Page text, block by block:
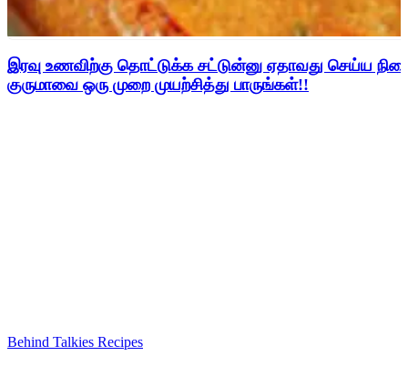
இரவு உணவிற்கு தொட்டுக்க சட்டுன்னு ஏதாவது செய்ய
குருமாவை ஒரு முறை முயற்சித்து பாருங்கள்!!
Behind Talkies Recipes